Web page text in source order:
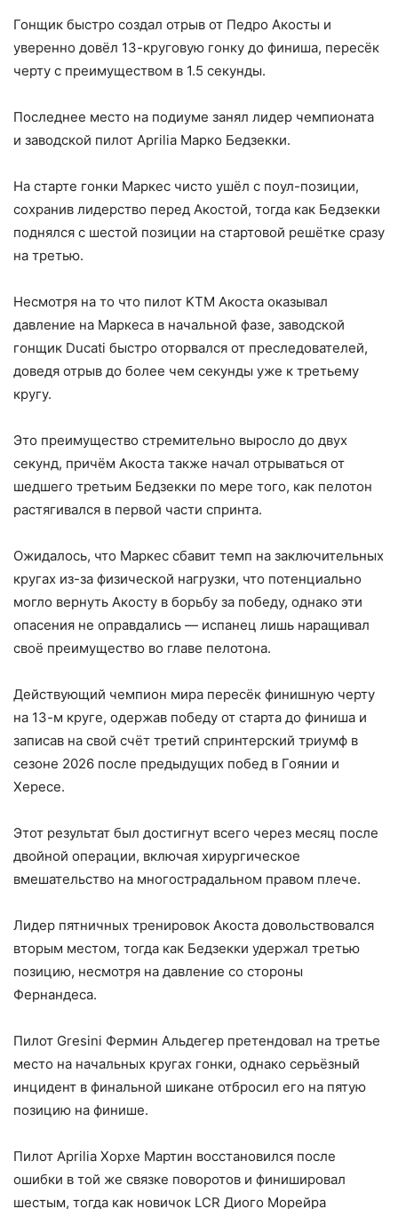
Гонщик быстро создал отрыв от Педро Акосты и
уверенно довёл 13-круговую гонку до финиша, пересёк
черту с преимуществом в 1.5 секунды.
Последнее место на подиуме занял лидер чемпионата
и заводской пилот Aprilia Марко Бедзекки.
На старте гонки Маркес чисто ушёл с поул-позиции,
сохранив лидерство перед Акостой, тогда как Бедзекки
поднялся с шестой позиции на стартовой решётке сразу
на третью.
Несмотря на то что пилот KTM Акоста оказывал
давление на Маркеса в начальной фазе, заводской
гонщик Ducati быстро оторвался от преследователей,
доведя отрыв до более чем секунды уже к третьему
кругу.
Это преимущество стремительно выросло до двух
секунд, причём Акоста также начал отрываться от
шедшего третьим Бедзекки по мере того, как пелотон
растягивался в первой части спринта.
Ожидалось, что Маркес сбавит темп на заключительных
кругах из-за физической нагрузки, что потенциально
могло вернуть Акосту в борьбу за победу, однако эти
опасения не оправдались — испанец лишь наращивал
своё преимущество во главе пелотона.
Действующий чемпион мира пересёк финишную черту
на 13-м круге, одержав победу от старта до финиша и
записав на свой счёт третий спринтерский триумф в
сезоне 2026 после предыдущих побед в Гоянии и
Хересе.
Этот результат был достигнут всего через месяц после
двойной операции, включая хирургическое
вмешательство на многострадальном правом плече.
Лидер пятничных тренировок Акоста довольствовался
вторым местом, тогда как Бедзекки удержал третью
позицию, несмотря на давление со стороны
Фернандеса.
Пилот Gresini Фермин Альдегер претендовал на третье
место на начальных кругах гонки, однако серьёзный
инцидент в финальной шикане отбросил его на пятую
позицию на финише.
Пилот Aprilia Хорхе Мартин восстановился после
ошибки в той же связке поворотов и финишировал
шестым, тогда как новичок LCR Диого Морейра